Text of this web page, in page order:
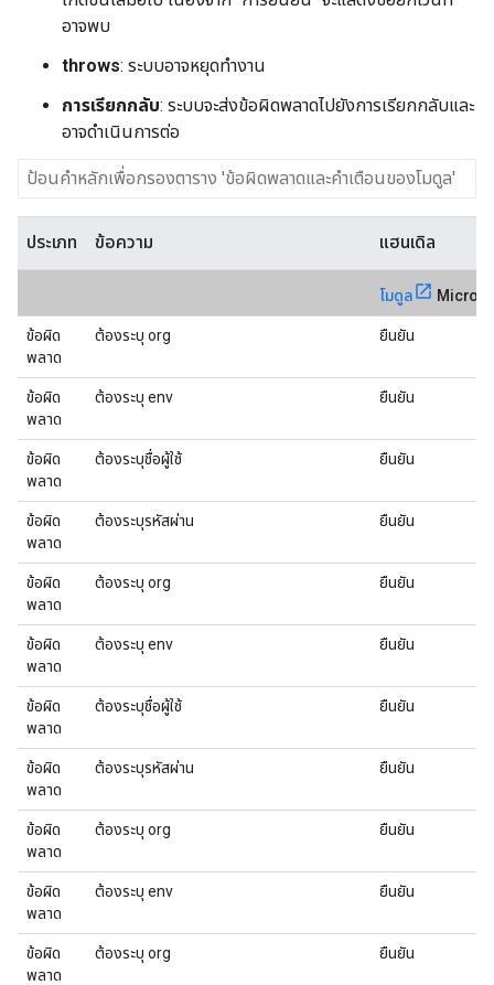
อาจพบ
throws: ระบบอาจหยุดทำงาน
การเรียกกลับ: ระบบจะส่งข้อผิดพลาดไปยังการเรียกกลับและ
อาจดำเนินการต่อ
ประเภท ข้อความ แฮนเดิล
โมดูล
ข้อผิด
พลาด
ต้องระบุ org ยืนยัน
ข้อผิด
พลาด
ต้องระบุ env ยืนยัน
ข้อผิด
พลาด
ต้องระบุชื่อผู้ใช้ ยืนยัน
ข้อผิด
พลาด
ต้องระบุรหัสผ่าน ยืนยัน
ข้อผิด
พลาด
ต้องระบุ org ยืนยัน
ข้อผิด
พลาด
ต้องระบุ env ยืนยัน
ข้อผิด
พลาด
ต้องระบุชื่อผู้ใช้ ยืนยัน
ข้อผิด
พลาด
ต้องระบุรหัสผ่าน ยืนยัน
ข้อผิด
พลาด
ต้องระบุ org ยืนยัน
ข้อผิด
พลาด
ต้องระบุ env ยืนยัน
ข้อผิด
พลาด
ต้องระบุ org ยืนยัน